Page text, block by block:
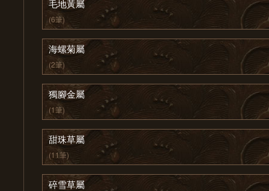
毛地黃屬
(6筆)
海螺菊屬
(2筆)
獨腳金屬
(1筆)
甜珠草屬
(11筆)
碎雪草屬